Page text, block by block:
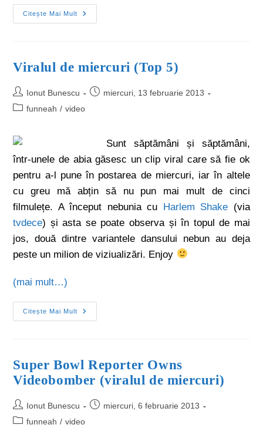
Citește Mai Mult
Viralul de miercuri (Top 5)
Ionut Bunescu
miercuri, 13 februarie 2013
funneah / video
Sunt săptămâni și săptămâni,
într-unele de abia găsesc un clip viral care să fie ok
pentru a-l pune în postarea de miercuri, iar în altele
cu greu mă abțin să nu pun mai mult de cinci
filmulețe. A început nebunia cu Harlem Shake (via
tvdece) și asta se poate observa și în topul de mai
jos, două dintre variantele dansului nebun au deja
peste un milion de viziualizări. Enjoy
(mai mult…)
Citește Mai Mult
Super Bowl Reporter Owns
Videobomber (viralul de miercuri)
Ionut Bunescu
miercuri, 6 februarie 2013
funneah / video